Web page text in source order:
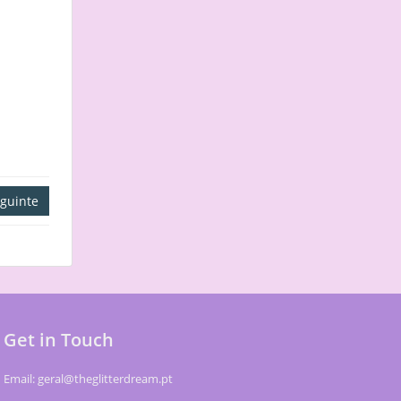
Get in Touch
Email: geral@theglitterdream.pt